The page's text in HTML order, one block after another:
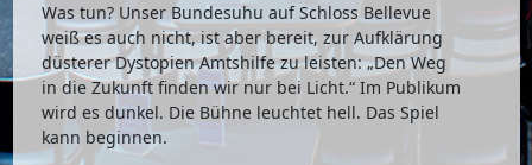
Was tun? Unser Bundesuhu auf Schloss Bellevue
weiß es auch nicht, ist aber bereit, zur Aufklärung
düsterer Dystopien Amtshilfe zu leisten: „Den Weg
in die Zukunft finden wir nur bei Licht.“ Im Publikum
wird es dunkel. Die Bühne leuchtet hell. Das Spiel
kann beginnen.